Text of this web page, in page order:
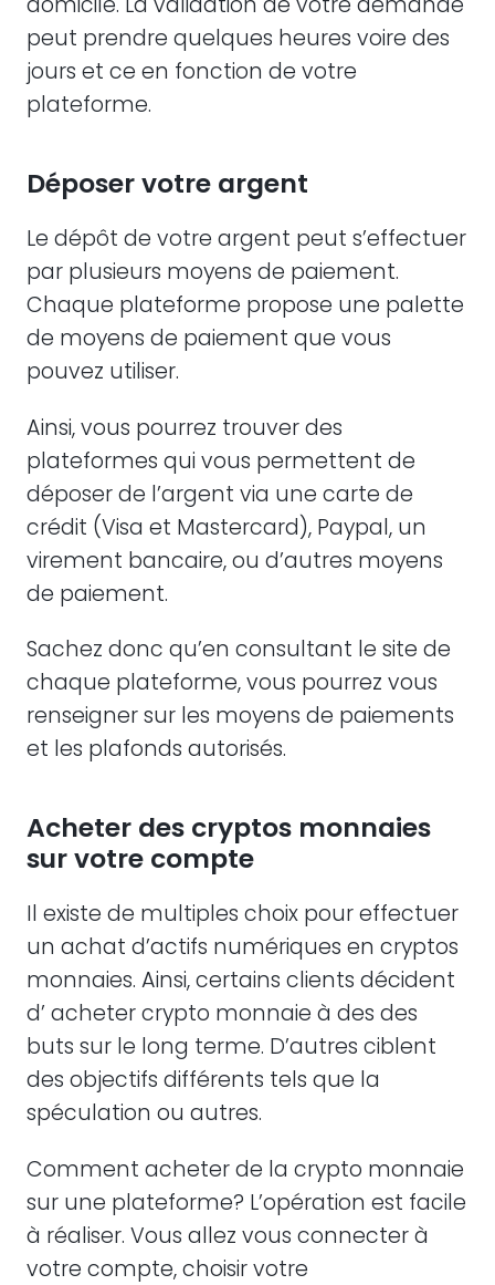
peut prendre quelques heures voire des
jours et ce en fonction de votre
plateforme.
Déposer votre argent
Le dépôt de votre argent peut s’effectuer
par plusieurs moyens de paiement.
Chaque plateforme propose une palette
de moyens de paiement que vous
pouvez utiliser.
Ainsi, vous pourrez trouver des
plateformes qui vous permettent de
déposer de l’argent via une carte de
crédit (Visa et Mastercard), Paypal, un
virement bancaire, ou d’autres moyens
de paiement.
Sachez donc qu’en consultant le site de
chaque plateforme, vous pourrez vous
renseigner sur les moyens de paiements
et les plafonds autorisés.
Acheter des cryptos monnaies
sur votre compte
Il existe de multiples choix pour effectuer
un achat d’actifs numériques en cryptos
monnaies. Ainsi, certains clients décident
d’ acheter crypto monnaie à des des
buts sur le long terme. D’autres ciblent
des objectifs différents tels que la
spéculation ou autres.
Comment acheter de la crypto monnaie
sur une plateforme? L’opération est facile
à réaliser. Vous allez vous connecter à
votre compte, choisir votre